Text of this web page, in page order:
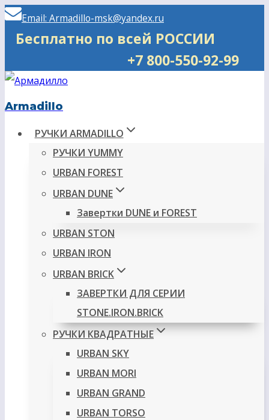
Перейти
Email: Armadillo-msk@yandex.ru
Бесплатно по всей РОССИИ
+7 800-550-92-99
Armadillo
РУЧКИ ARMADILLO
РУЧКИ YUMMY
URBAN FOREST
URBAN DUNE
Завертки DUNE и FOREST
URBAN STON
URBAN IRON
URBAN BRICK
ЗАВЕРТКИ ДЛЯ СЕРИИ
STONE.IRON.BRICK
РУЧКИ КВАДРАТНЫЕ
URBAN SKY
URBAN MORI
URBAN GRAND
URBAN TORSO